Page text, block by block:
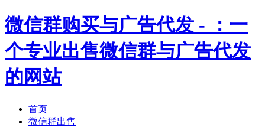
微信群购买与广告代发 - ：一
个专业出售微信群与广告代发
的网站
首页
微信群出售